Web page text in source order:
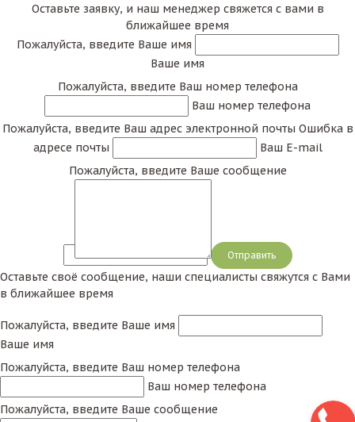
Оставьте заявку, и наш менеджер свяжется с вами в
ближайшее время
Пожалуйста, введите Ваше имя
Ваше имя
Пожалуйста, введите Ваш номер телефона
Ваш номер телефона
Пожалуйста, введите Ваш адрес электронной почты Ошибка в
адресе почты
Ваш E-mail
Пожалуйста, введите Ваше сообщение
Сообщение
Оставьте своё сообщение, наши специалисты свяжутся с Вами
в ближайшее время
Пожалуйста, введите Ваше имя
Ваше имя
Пожалуйста, введите Ваш номер телефона
Ваш номер телефона
Пожалуйста, введите Ваше сообщение